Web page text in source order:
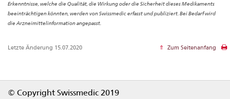
Erkenntnisse, welche die Qualität, die Wirkung oder die Sicherheit dieses Medikaments
beeinträchtigen könnten, werden von Swissmedic erfasst und publiziert. Bei Bedarf wird
die Arzneimittelinformation angepasst.
Letzte Änderung 15.07.2020 Zum Seitenanfang
© Copyright Swissmedic 2019